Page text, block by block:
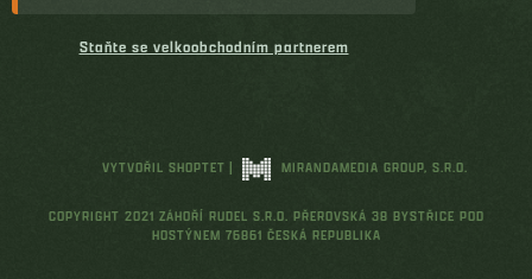
Staňte se velkoobchodním partnerem
VYTVOŘIL SHOPTET | MIRANDAMEDIA GROUP, S.R.O.
COPYRIGHT 2021 ZÁHOŘÍ RUDEL S.R.O. PŘEROVSKÁ 38 BYSTŘICE POD
HOSTÝNEM 76861 ČESKÁ REPUBLIKA